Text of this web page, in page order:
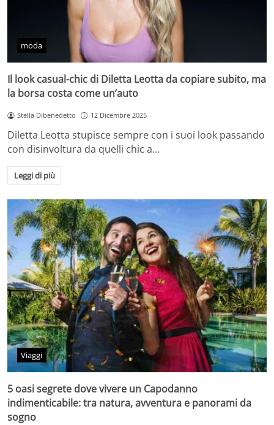
moda
Il look casual-chic di Diletta Leotta da copiare subito, ma
la borsa costa come un’auto
Stella Dibenedetto 12 Dicembre 2025
Diletta Leotta stupisce sempre con i suoi look passando
con disinvoltura da quelli chic a…
Leggi di più
Viaggi
5 oasi segrete dove vivere un Capodanno
indimenticabile: tra natura, avventura e panorami da
sogno